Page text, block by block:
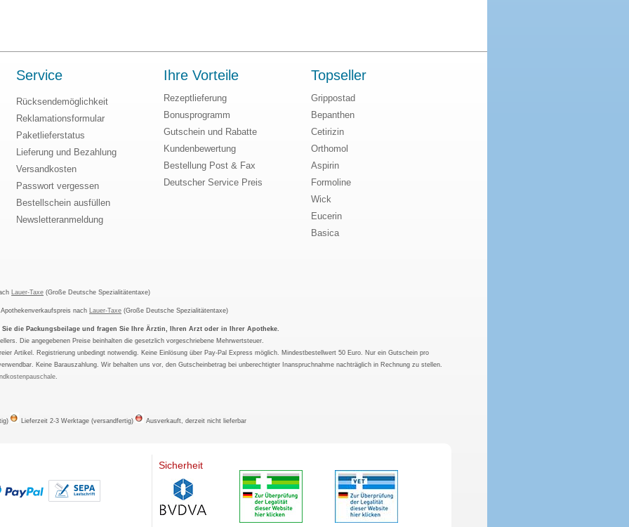
Service
Rücksendemöglichkeit
Reklamationsformular
Paketlieferstatus
Lieferung und Bezahlung
Versandkosten
Passwort vergessen
Bestellschein ausfüllen
Newsletteranmeldung
Ihre Vorteile
Rezeptlieferung
Bonusprogramm
Gutschein und Rabatte
Kundenbewertung
Bestellung Post & Fax
Deutscher Service Preis
Topseller
Grippostad
Bepanthen
Cetirizin
Orthomol
Aspirin
Formoline
Wick
Eucerin
Basica
Lauer-Taxe (Große Deutsche Spezialitätentaxe)
nach Lauer-Taxe (Große Deutsche Spezialitätentaxe)
die Packungsbeilage und fragen Sie Ihre Ärztin, Ihren Arzt oder in Ihrer Apotheke.
Die angegebenen Preise beinhalten die gesetzlich vorgeschriebene Mehrwertsteuer.
Artikel. Registrierung unbedingt notwendig. Keine Einlösung über Pay-Pal Express möglich. Mindestbestellwert 50 Euro. Nur ein Gutschein pro
Keine Barauszahlung. Wir behalten uns vor, den Gutscheinbetrag bei unberechtigter Inanspruchnahme nachträglich in Rechnung zu stellen.
Lieferzeit 2-3 Werktage (versandfertig) Ausverkauft, derzeit nicht lieferbar
Sicherheit